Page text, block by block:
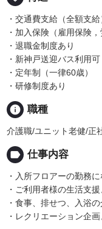
・交通費支給（全額支給
・加入保険（雇用保険
・退職金制度あり
・新神戸送迎バス利用可
・定年制（一律60歳）
・研修制度あり
info 職種
介護職/ユニット老健/正
label 仕事内容
・入所フロアーの勤務に
・ご利用者様の生活支
・食事、排せつ、入浴
・レクリエーション企